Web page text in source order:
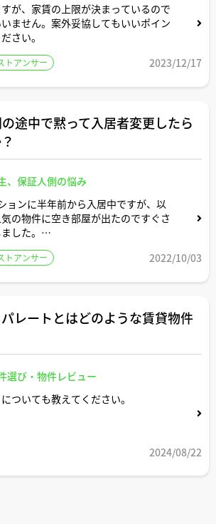
が、家賃の上限が決まっているので
ません。案外妥協してもいいポイン
さい。
トアンサー 2023/12/17
途中で黙って入居者変更したら
、保証人側の悩み
ョンに半年前から入居中ですが、以
の物件に空き部屋が出たのですぐさ
した。
解約しなければまだ1年半弱この部
ですか。
光熱費が私の口座から引き落とされ
入居者同士の匿名性は高めのマンシ
トアンサー 2022/10/03
レートとはどのような賃貸物件
選び・物件レビュー
ついても教えてください。
2024/08/22